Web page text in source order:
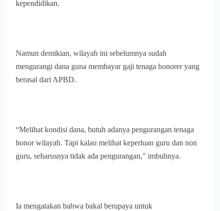
kependidikan.
Namun demikian, wilayah ini sebelumnya sudah
mengurangi dana guna membayar gaji tenaga honorer yang
berasal dari APBD.
“Melihat kondisi dana, butuh adanya pengurangan tenaga
honor wilayah. Tapi kalau melihat keperluan guru dan non
guru, seharusnya tidak ada pengurangan," imbuhnya.
Ia mengatakan bahwa bakal berupaya untuk